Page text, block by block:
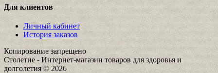
Для клиентов
Личный кабинет
История заказов
Копирование запрещено
Столетие - Интернет-магазин товаров для здоровья и
долголетия © 2026